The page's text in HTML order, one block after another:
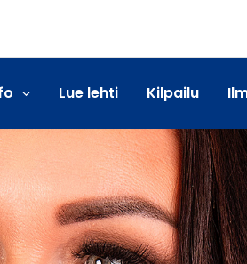
Lue lehti Kilpailu